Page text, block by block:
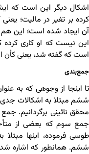
اشکال دیگر این است که
کرده بر تغیر در مالیت؛
آن ایجاد شده است؛ این
این نیست که او کاری
است که گفته شد، یعنی کأن
جمع‌بندی
تا اینجا از وجوهی که به
ششم مبتلا به اشکالات
محقق نائینی برگردانیم.
جمع سوم که بعضی از
طوسی فرموده، اینها
ششم. همانطور که اشاره